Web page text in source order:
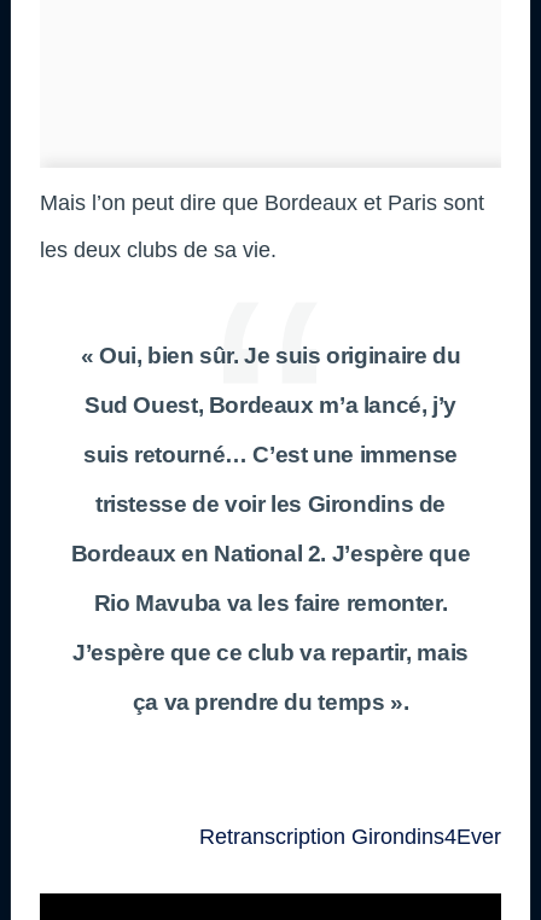
Mais l’on peut dire que Bordeaux et Paris sont
les deux clubs de sa vie.
« Oui, bien sûr. Je suis originaire du
Sud Ouest, Bordeaux m’a lancé, j’y
suis retourné… C’est une immense
tristesse de voir les Girondins de
Bordeaux en National 2. J’espère que
Rio Mavuba va les faire remonter.
J’espère que ce club va repartir, mais
ça va prendre du temps ».
Retranscription Girondins4Ever